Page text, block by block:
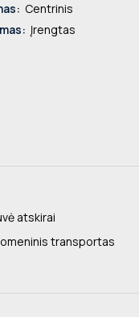
Centrinis
Įrengtas
atskirai
transportas